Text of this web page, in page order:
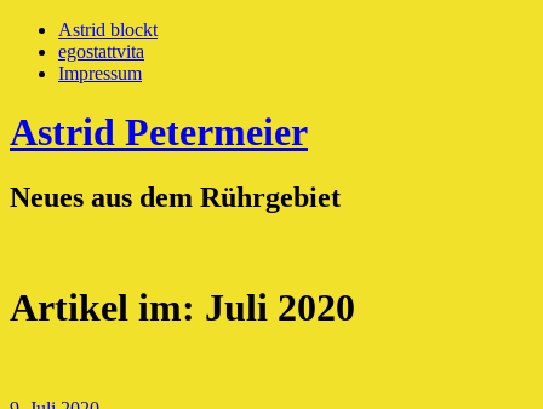
Astrid blockt
egostattvita
Impressum
Astrid Petermeier
Neues aus dem Rührgebiet
Artikel im: Juli 2020